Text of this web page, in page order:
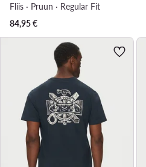
Fliis · Pruun · Regular Fit
84,95€